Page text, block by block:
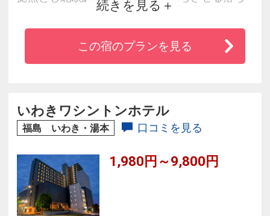
着いた雰囲気のロビー、客室からは鳥海山・最
上川・日本海の雄大な景観を望み、又地元庄内
の四季折々の旬の味覚を堪能できるお料理はご
続きを見る
この宿のプランを見る
いわきワシントンホテル
福島 いわき・湯本 口コミを見る
1,980円～9,800円